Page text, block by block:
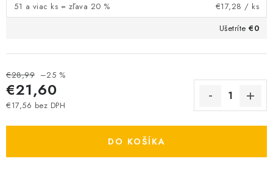
51 a viac ks = zľava 20 %
€17,28 / ks
Ušetríte €0
€28,99 –25 %
€21,60
€17,56 bez DPH
DO KOŠÍKA